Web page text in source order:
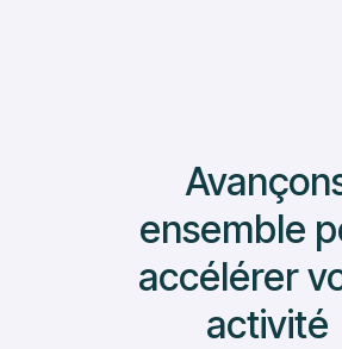
ensemble
accélérer
activité